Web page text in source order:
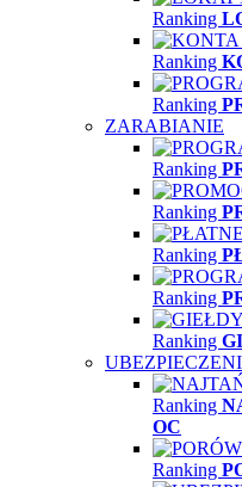
Ranking
Ranking
Ranking
ZARABIANIE
Ranking
Ranking
Ranking
Ranking
Ranking
Ranking
OC
Ranking